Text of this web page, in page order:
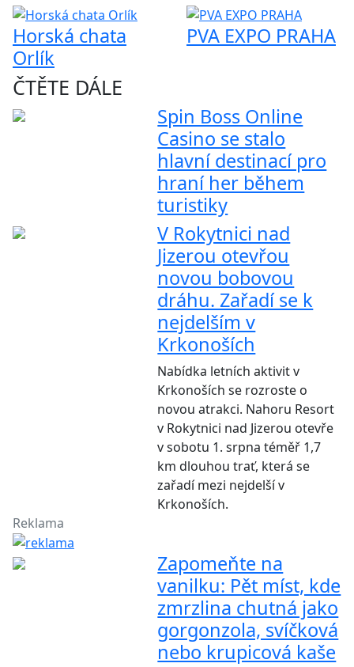
Horská chata
Orlík
PVA EXPO PRAHA
ČTĚTE DÁLE
Spin Boss Online
Casino se stalo
hlavní destinací pro
hraní her během
turistiky
V Rokytnici nad
Jizerou otevřou
novou bobovou
dráhu. Zařadí se k
nejdelším v
Krkonoších
Nabídka letních aktivit v
Krkonoších se rozroste o
novou atrakci. Nahoru Resort
v Rokytnici nad Jizerou otevře
v sobotu 1. srpna téměř 1,7
km dlouhou trať, která se
zařadí mezi nejdelší v
Krkonoších.
Reklama
Zapomeňte na
vanilku: Pět míst, kde
zmrzlina chutná jako
gorgonzola, svíčková
nebo krupicová kaše